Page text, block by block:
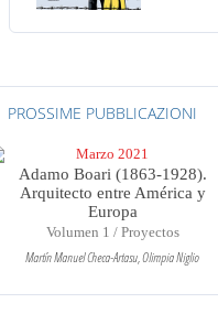
PROSSIME PUBBLICAZIONI
Marzo 2021
Adamo Boari (1863-1928).
Arquitecto entre América y
Europa
Volumen 1 / Proyectos
Martín Manuel Checa-Artasu, Olimpia Niglio